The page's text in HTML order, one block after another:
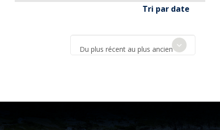
Tri par date
Du plus récent au plus ancien